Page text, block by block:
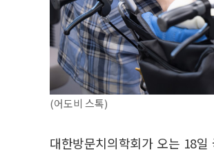
(어도비 스톡)
대한방문치의학회가 오는 18일